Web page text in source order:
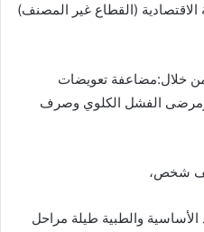
الاقتصادية (القطاع غير المصنف)
خلال:مضاعفة تعويضات
ومرضى الفشل الكلوي وصرف
الأساسية والطبية طيلة مراحل